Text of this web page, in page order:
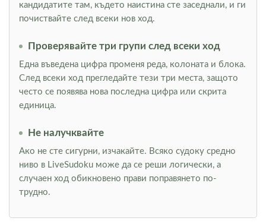
кандидатите там, където наистина сте заседнали, и ги
почиствайте след всеки нов ход.
Проверявайте три групи след всеки ход
Една въведена цифра променя реда, колоната и блока.
След всеки ход прегледайте тези три места, защото
често се появява нова последна цифра или скрита
единица.
Не налучквайте
Ако не сте сигурни, изчакайте. Всяко судоку средно
ниво в LiveSudoku може да се реши логически, а
случаен ход обикновено прави поправянето по-
трудно.